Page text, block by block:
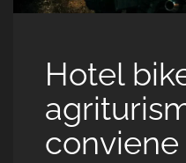
Hotel
conviene